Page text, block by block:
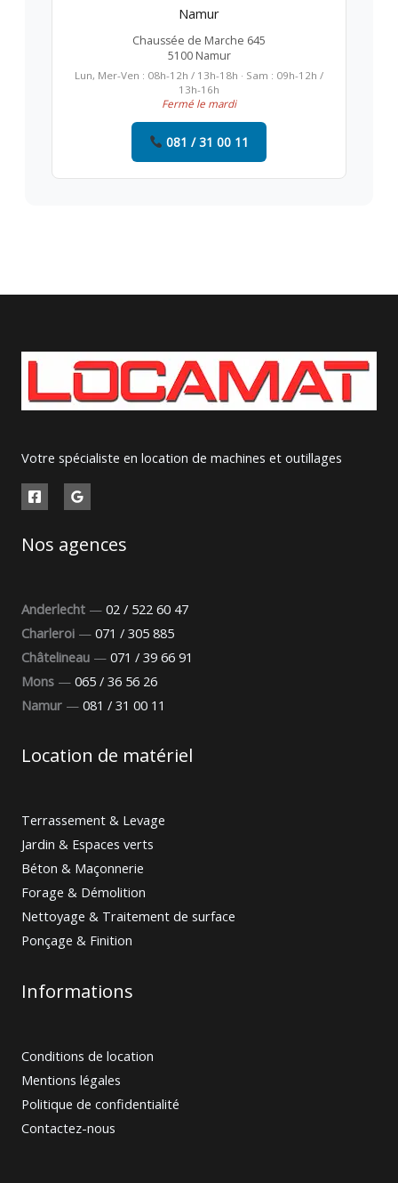
Namur
Chaussée de Marche 645
5100 Namur
Lun, Mer-Ven : 08h-12h / 13h-18h · Sam : 09h-12h /
13h-16h
Fermé le mardi
081 / 31 00 11
Votre spécialiste en location de machines et outillages
Nos agences
Anderlecht — 02 / 522 60 47
Charleroi — 071 / 305 885
Châtelineau — 071 / 39 66 91
Mons — 065 / 36 56 26
Namur — 081 / 31 00 11
Location de matériel
Terrassement & Levage
Jardin & Espaces verts
Béton & Maçonnerie
Forage & Démolition
Nettoyage & Traitement de surface
Ponçage & Finition
Informations
Conditions de location
Mentions légales
Politique de confidentialité
Contactez-nous